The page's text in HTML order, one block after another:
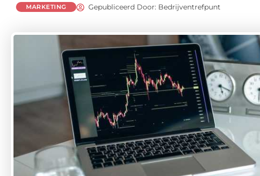
MARKETING Gepubliceerd Door: Bedrijventrefpunt